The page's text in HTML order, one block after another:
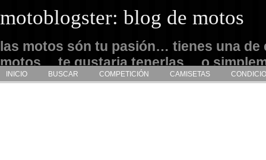
motoblogster: blog de motos
las motos són tu pasión… tienes una de
motos… te gustaria tenerlas… o
admirarlas… este es tu sitio
INICIO BUSCAR COMPETICIÓN CAMISETAS